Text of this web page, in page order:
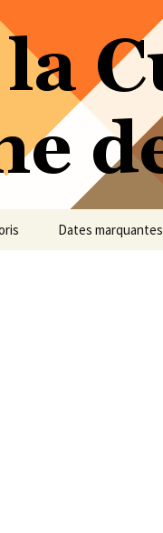
Dates marquantes